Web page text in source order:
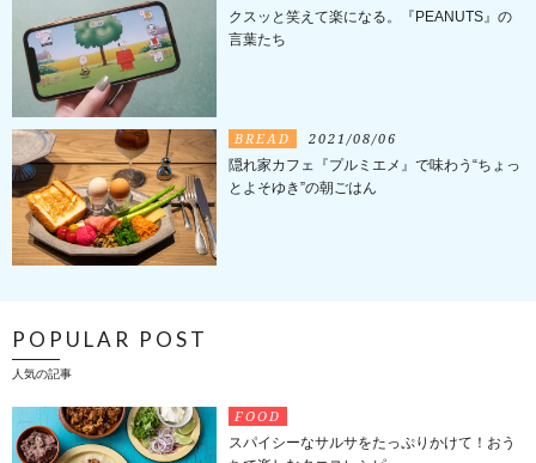
クスッと笑えて楽になる。『PEANUTS』の
言葉たち
BREAD 2021/08/06
隠れ家カフェ『プルミエメ』で味わう“ちょっ
とよそゆき”の朝ごはん
POPULAR POST
人気の記事
FOOD
スパイシーなサルサをたっぷりかけて！おう